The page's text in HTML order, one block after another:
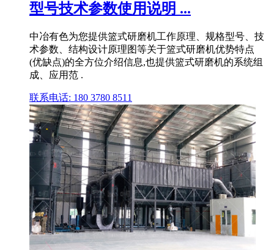
型号技术参数使用说明 ...
中冶有色为您提供篮式研磨机工作原理、规格型号、技
术参数、结构设计原理图等关于篮式研磨机优势特点
(优缺点)的全方位介绍信息,也提供篮式研磨机的系统组
成、应用范 .
联系电话: 180 3780 8511